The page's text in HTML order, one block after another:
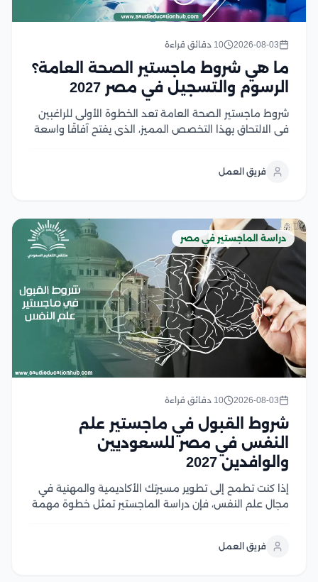
2026-08-03 10 دقائق قراءة
ما هي شروط ماجستير الصحة العامة؟
الرسوم والتسجيل في مصر 2027
شروط ماجستير الصحة العامة تعد الخطوة الأولى للراغبين
في الالتحاق بهذا التخصص المميز، الذي يفتح آفاقًا واسعة
البرنامج المناسب ومعرفة متطلبات القبول أمر ضروري...
فريق العمل
دراسة الماجستير في مصر
2026-08-03 10 دقائق قراءة
شروط القبول في ماجستير علم
النفس في مصر للسعوديين
والوافدين 2027
إذا كنت تطمح إلى تطوير مسيرتك الأكاديمية والمهنية في
مجال علم النفس، فإن دراسة الماجستير تمثل خطوة مهمة
استعدادك الكامل، وفي هذا المقال نستعرض...
فريق العمل